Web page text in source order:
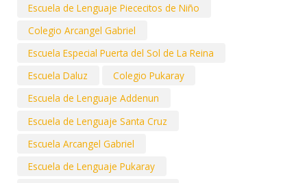
Escuela de Lenguaje Piececitos de Niño
Colegio Arcangel Gabriel
Escuela Especial Puerta del Sol de La Reina
Escuela Daluz
Colegio Pukaray
Escuela de Lenguaje Addenun
Escuela de Lenguaje Santa Cruz
Escuela Arcangel Gabriel
Escuela de Lenguaje Pukaray